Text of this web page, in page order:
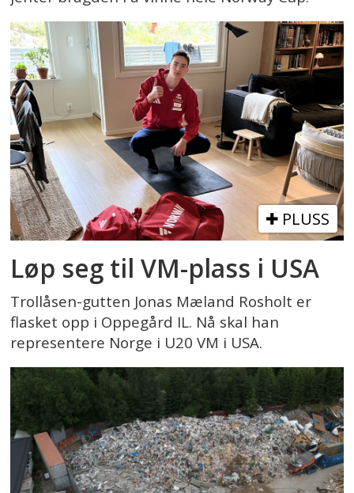
PLUSS
Løp seg til VM-plass i USA
Trollåsen-gutten Jonas Mæland Rosholt er
flasket opp i Oppegård IL. Nå skal han
representere Norge i U20 VM i USA.